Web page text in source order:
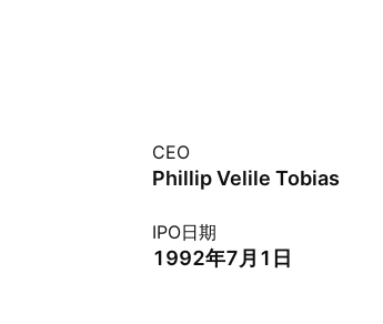
CEO
Phillip Velile Tobias
IPO日期
1992年7月1日